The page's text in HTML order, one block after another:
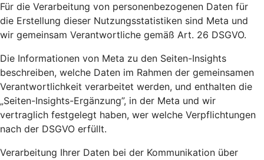
Für die Verarbeitung von personenbezogenen Daten für
die Erstellung dieser Nutzungsstatistiken sind Meta und
wir gemeinsam Verantwortliche gemäß Art. 26 DSGVO.
Die Informationen von Meta zu den Seiten-Insights
beschreiben, welche Daten im Rahmen der gemeinsamen
Verantwortlichkeit verarbeitet werden, und enthalten die
„Seiten-Insights-Ergänzung”, in der Meta und wir
vertraglich festgelegt haben, wer welche Verpflichtungen
nach der DSGVO erfüllt.
Verarbeitung Ihrer Daten bei der Kommunikation über